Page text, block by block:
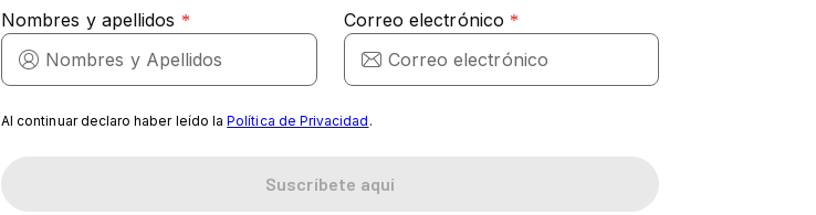
Al continuar declaro haber leído laPolítica de Privacidad .